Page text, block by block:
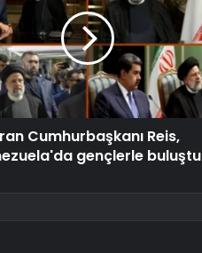
Cumhurbaşkanı Reis,
gençlerle buluştu